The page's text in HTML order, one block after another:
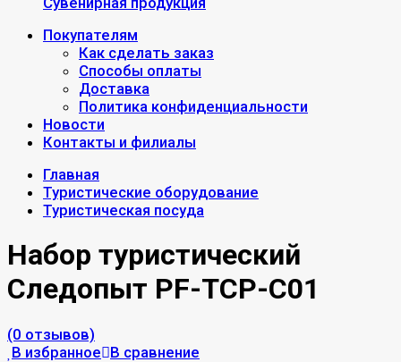
Покупателям
Как сделать заказ
Способы оплаты
Доставка
Политика конфиденциальности
Новости
Контакты и филиалы
Главная
Туристические оборудование
Туристическая посуда
Набор туристический
Следопыт PF-TCP-C01
(0 отзывов)
В избранное В сравнение